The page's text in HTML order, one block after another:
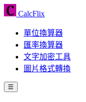
CalcFlix
單位換算器
匯率換算器
文字加密工具
圖片格式轉換
☰